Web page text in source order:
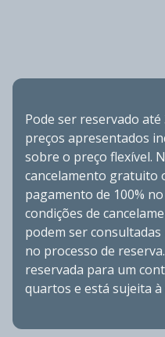
Pode ser reservado até
preços apresentados
sobre o preço flexível.
cancelamento gratuito
pagamento de 100%
condições de
podem ser
no processo de
reservada para um
quartos e está sujeita